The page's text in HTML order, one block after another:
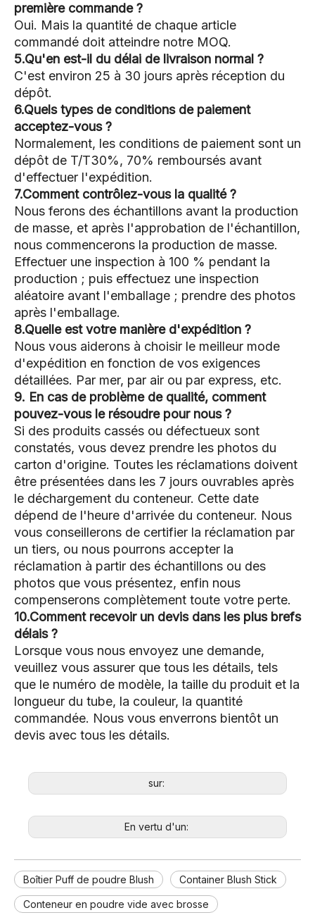
première commande ?
Oui. Mais la quantité de chaque article
commandé doit atteindre notre MOQ.
5.Qu'en est-il du délai de livraison normal ?
C'est environ 25 à 30 jours après réception du
dépôt.
6.Quels types de conditions de paiement
acceptez-vous ?
Normalement, les conditions de paiement sont un
dépôt de T/T30%, 70% remboursés avant
d'effectuer l'expédition.
7.Comment contrôlez-vous la qualité ?
Nous ferons des échantillons avant la production
de masse, et après l'approbation de l'échantillon,
nous commencerons la production de masse.
Effectuer une inspection à 100 % pendant la
production ; puis effectuez une inspection
aléatoire avant l'emballage ; prendre des photos
après l'emballage.
8.Quelle est votre manière d'expédition ?
Nous vous aiderons à choisir le meilleur mode
d'expédition en fonction de vos exigences
détaillées. Par mer, par air ou par express, etc.
9. En cas de problème de qualité, comment
pouvez-vous le résoudre pour nous ?
Si des produits cassés ou défectueux sont
constatés, vous devez prendre les photos du
carton d'origine. Toutes les réclamations doivent
être présentées dans les 7 jours ouvrables après
le déchargement du conteneur. Cette date
dépend de l'heure d'arrivée du conteneur. Nous
vous conseillerons de certifier la réclamation par
un tiers, ou nous pourrons accepter la
réclamation à partir des échantillons ou des
photos que vous présentez, enfin nous
compenserons complètement toute votre perte.
10.Comment recevoir un devis dans les plus brefs
délais ?
Lorsque vous nous envoyez une demande,
veuillez vous assurer que tous les détails, tels
que le numéro de modèle, la taille du produit et la
longueur du tube, la couleur, la quantité
commandée. Nous vous enverrons bientôt un
devis avec tous les détails.
sur:
En vertu d'un:
Boîtier Puff de poudre Blush Container Blush Stick
Conteneur en poudre vide avec brosse